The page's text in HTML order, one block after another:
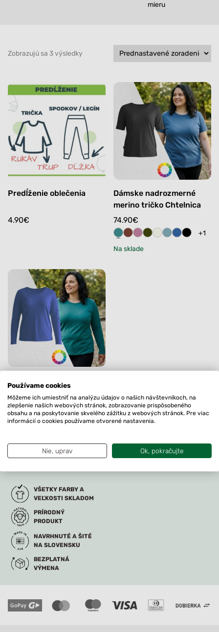
mieru
Zobrazujú sa 3 výsledky
Predĺženie oblečenia
4.90€
Dámske nadrozmerné
merino tričko Chtelnica
74.90€
+1
Na sklade
Dámske nadrozmerné
79.90€
+1
VŠETKY FARBY A
VEĽKOSTI SKLADOM
PRÍRODNÝ
PRODUKT
NAVRHNUTÉ A ŠITÉ
NA SLOVENSKU
BEZPLATNÁ
VÝMENA
Používame cookies
Môžeme ich umiestniť na analýzu údajov o našich návštevníkoch, na
zlepšenie našich webových stránok, zobrazovanie prispôsobeného
obsahu a na poskytovanie skvelého zážitku z webových stránok. Pre viac
informácií o cookies používame otvorené nastavenia.
Nie, uprav Ok, pokračujte